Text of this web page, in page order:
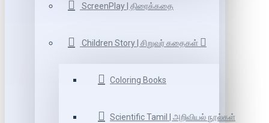
ScreenPlay | திரைக்கதை
Children Story | சிறுவர் கதைகள்
Coloring Books
Scientific Tamil | அறிவியல் நூல்கள்